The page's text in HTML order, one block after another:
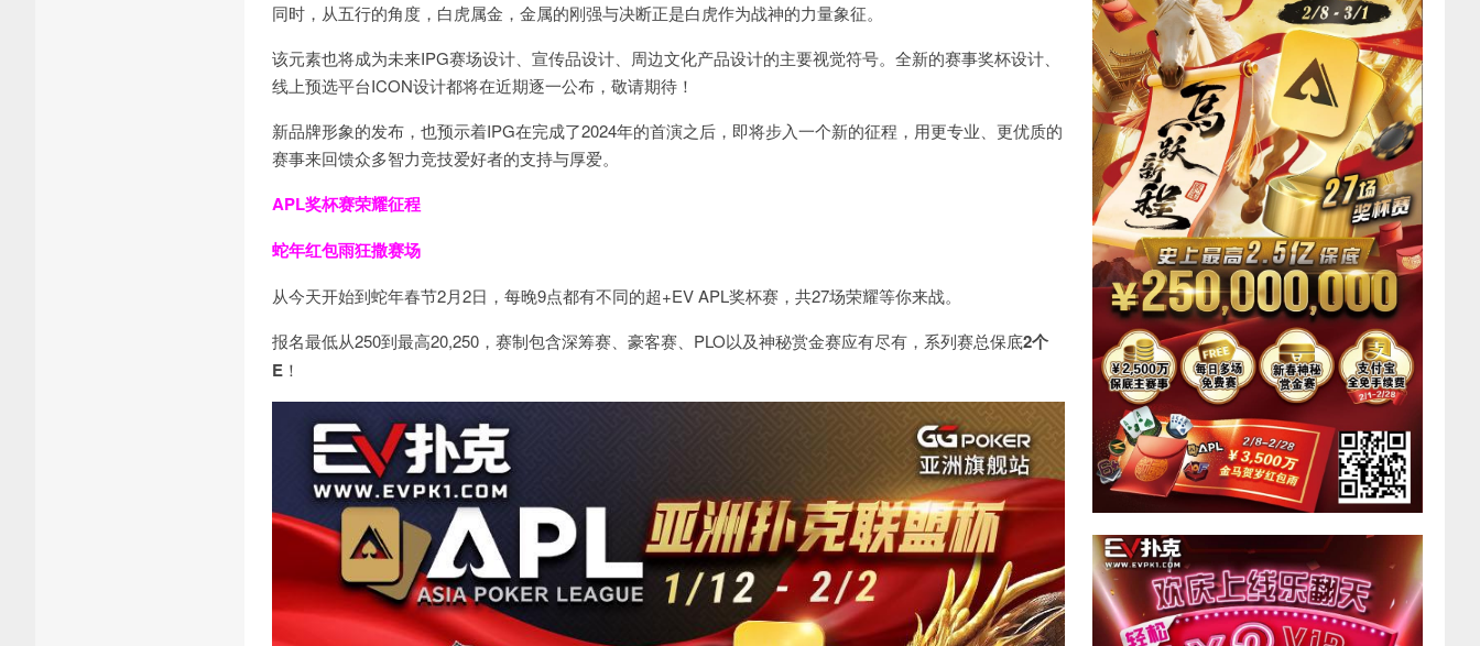
同时，从五行的角度，白虎属金，金属的刚强与决断正是白虎作为战神的力量象征。
该元素也将成为未来IPG赛场设计、宣传品设计、周边文化产品设计的主要视觉符号。全新的赛事奖杯设计、
线上预选平台ICON设计都将在近期逐一公布，敬请期待！
新品牌形象的发布，也预示着IPG在完成了2024年的首演之后，即将步入一个新的征程，用更专业、更优质的
赛事来回馈众多智力竞技爱好者的支持与厚爱。
APL奖杯赛荣耀征程
蛇年红包雨狂撒赛场
从今天开始到蛇年春节2月2日，每晚9点都有不同的超+EV APL奖杯赛，共27场荣耀等你来战。
报名最低从250到最高20,250，赛制包含深筹赛、豪客赛、PLO以及神秘赏金赛应有尽有，系列赛总保底2个
E ！